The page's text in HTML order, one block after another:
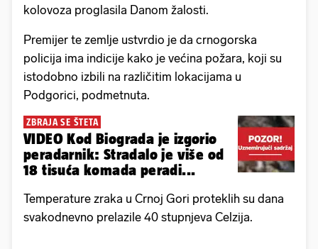
kolovoza proglasila Danom žalosti.
Premijer te zemlje ustvrdio je da crnogorska
policija ima indicije kako je većina požara, koji su
istodobno izbili na različitim lokacijama u
Podgorici, podmetnuta.
ZBRAJA SE ŠTETA
VIDEO Kod Biograda je izgorio
peradarnik: Stradalo je više od
18 tisuća komada peradi...
Temperature zraka u Crnoj Gori proteklih su dana
svakodnevno prelazile 40 stupnjeva Celzija.